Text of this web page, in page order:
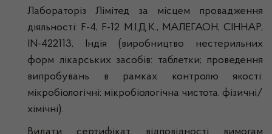
Лабораторіз Лімітед за місцем провадження
діяльності: F-4, F-12 М.І.Д.К., МАЛЕГАОН, СІННАР,
IN-422113, Індія (виробництво нестерильних
форм лікарських засобів: таблетки; проведення
випробувань в рамках контролю якості:
мікробіологічні: мікробіологічна чистота, фізичні/
хімічні).